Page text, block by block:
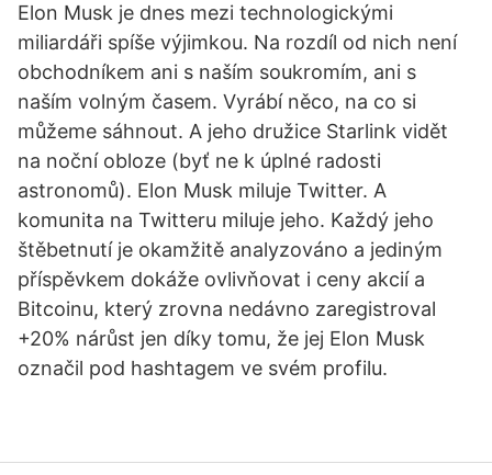
Elon Musk je dnes mezi technologickými
miliardáři spíše výjimkou. Na rozdíl od nich není
obchodníkem ani s naším soukromím, ani s
naším volným časem. Vyrábí něco, na co si
můžeme sáhnout. A jeho družice Starlink vidět
na noční obloze (byť ne k úplné radosti
astronomů). Elon Musk miluje Twitter. A
komunita na Twitteru miluje jeho. Každý jeho
štěbetnutí je okamžitě analyzováno a jediným
příspěvkem dokáže ovlivňovat i ceny akcií a
Bitcoinu, který zrovna nedávno zaregistroval
+20% nárůst jen díky tomu, že jej Elon Musk
označil pod hashtagem ve svém profilu.